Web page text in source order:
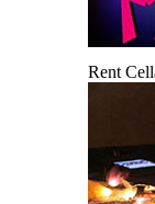
Rent